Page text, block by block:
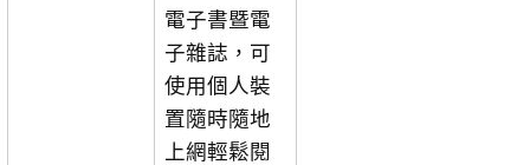
電子書暨電
子雜誌，可
使用個人裝
置隨時隨地
上網輕鬆閱